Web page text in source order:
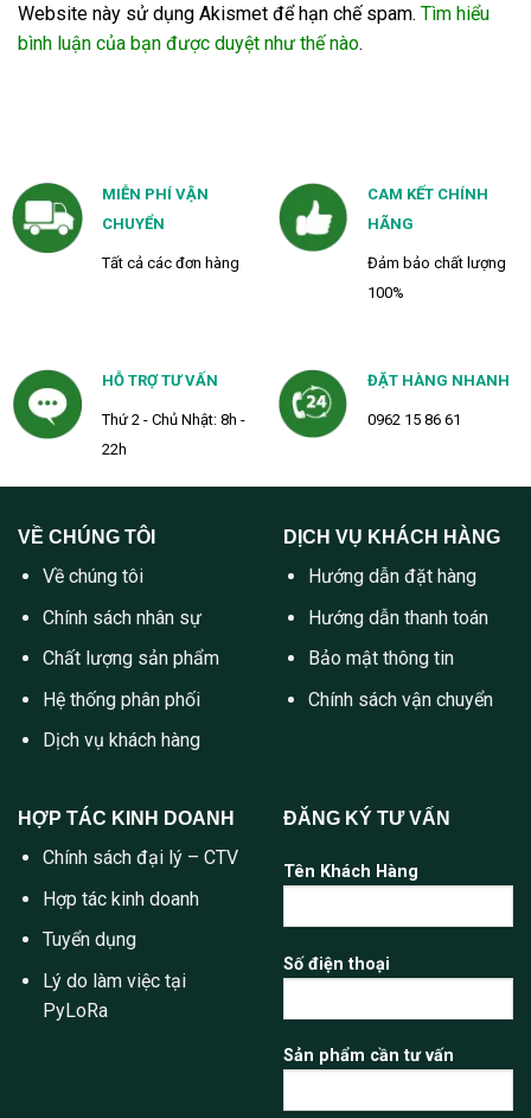
Website này sử dụng Akismet để hạn chế spam. Tìm hiểu
bình luận của bạn được duyệt như thế nào.
MIỄN PHÍ VẬN
CHUYỂN
Tất cả các đơn hàng
CAM KẾT CHÍNH
HÃNG
Đảm bảo chất lượng
100%
HỖ TRỢ TƯ VẤN
Thứ 2 - Chủ Nhật: 8h -
22h
ĐẶT HÀNG NHANH
0962 15 86 61
VỀ CHÚNG TÔI
Về chúng tôi
Chính sách nhân sự
Chất lượng sản phẩm
Hệ thống phân phối
Dịch vụ khách hàng
DỊCH VỤ KHÁCH HÀNG
Hướng dẫn đặt hàng
Hướng dẫn thanh toán
Bảo mật thông tin
Chính sách vận chuyển
HỢP TÁC KINH DOANH
Chính sách đại lý – CTV
Hợp tác kinh doanh
Tuyển dụng
Lý do làm việc tại
PyLoRa
ĐĂNG KÝ TƯ VẤN
Tên Khách Hàng
Số điện thoại
Sản phẩm cần tư vấn